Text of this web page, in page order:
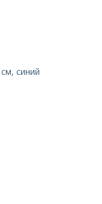
синий